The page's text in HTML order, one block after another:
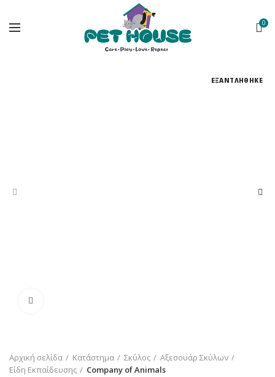
0
ΕΞΑΝΤΛΗΘΗΚΕ
Αρχική σελίδα Κατάστημα Σκύλος
Αξεσουάρ Σκύλων
Είδη Εκπαίδευσης
Company of Animals